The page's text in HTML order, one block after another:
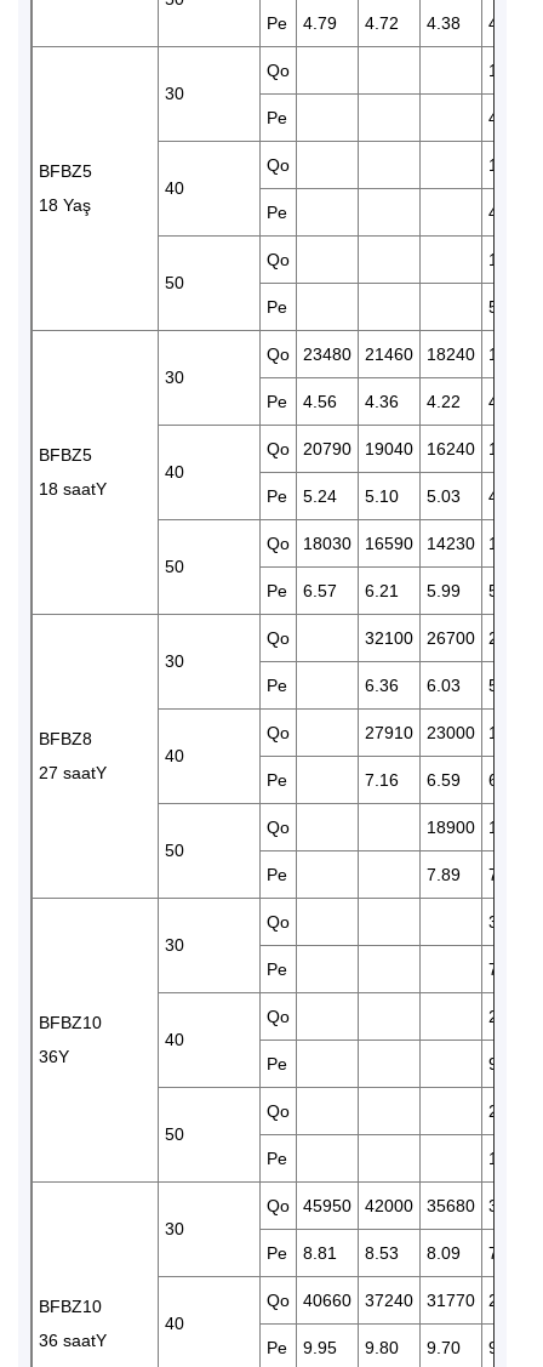
Pe
4.79 4.72 4.38 4.27
BFBZ5
18 Yaş
30
Qo 15070
Pe 4.13
40
Qo 13020
Pe 4.89
50
Qo 11090
Pe 5.60
BFBZ5
18 saatY
30
Qo 23480 21460 18240 15070
Pe 4.56 4.36 4.22 4.13
40
Qo 20790 19040 16240 13020
Pe 5.24 5.10 5.03 4.89
50
Qo 18030 16590 14230 11090
Pe 6.57 6.21 5.99 5.60
BFBZ8
27 saatY
30
Qo 32100 26700 22860
Pe 6.36 6.03 5.83
40
Qo 27910 23000 18800
Pe 7.16 6.59 6.28
50
Qo 18900 15640
Pe 7.89 7.70
BFBZ10
36Y
30
Qo 30400
Pe 7.88
40
Qo 26290
Pe 9.54
50
Qo 22470
Pe 11.10
BFBZ10
36 saatY
30
Qo 45950 42000 35680 30400
Pe 8.81 8.53 8.09 7.88
40
Qo 40660 37240 31770 26290
Pe 9.95 9.80 9.70 9.54